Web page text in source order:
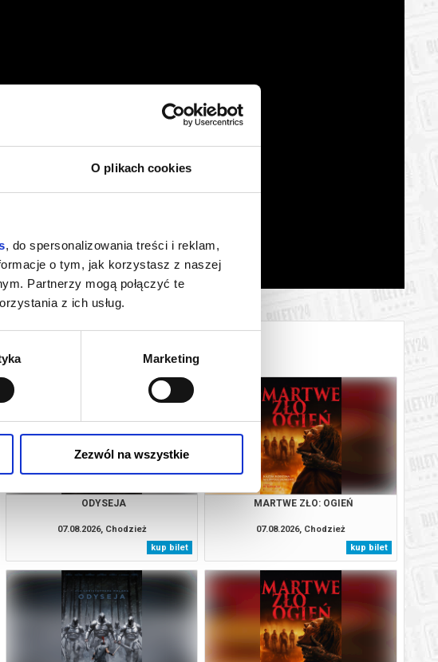
O plikach cookies
, do spersonalizowania treści i reklam,
o tym, jak korzystasz z naszej
Partnerzy mogą połączyć te
z ich usług.
Marketing
Zezwól na wszystkie
ODYSEJA
07.08.2026, Chodzież
kup bilet
MARTWE ZŁO: OGIEŃ
07.08.2026, Chodzież
kup bilet